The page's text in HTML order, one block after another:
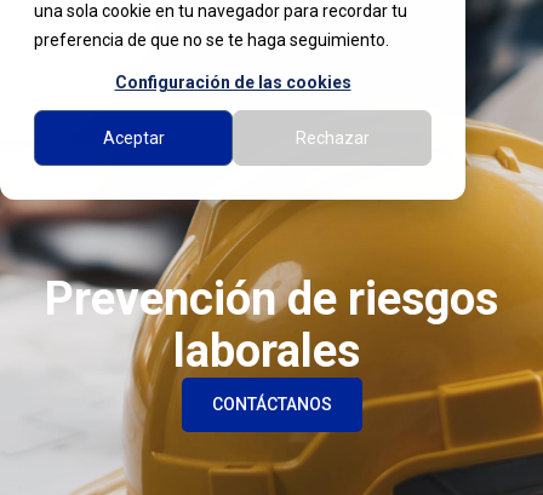
una sola cookie en tu navegador para recordar tu
preferencia de que no se te haga seguimiento.
Configuración de las cookies
Aceptar Rechazar
Prevención de riesgos
laborales
CONTÁCTANOS